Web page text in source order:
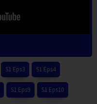
S1 Eps3 S1 Eps4
S1 Eps9 S1 Eps10